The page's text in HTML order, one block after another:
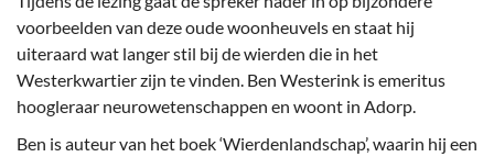
voorbeelden van deze oude woonheuvels en staat hij
uiteraard wat langer stil bij de wierden die in het
Westerkwartier zijn te vinden. Ben Westerink is emeritus
hoogleraar neurowetenschappen en woont in Adorp.
Ben is auteur van het boek ‘Wierdenlandschap’, waarin hij een